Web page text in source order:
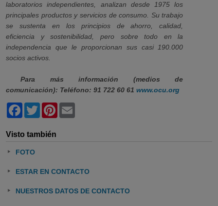
laboratorios independientes, analizan desde 1975 los
principales productos y servicios de consumo. Su trabajo
se sustenta en los principios de ahorro, calidad,
eficiencia y sostenibilidad, pero sobre todo en la
independencia que le proporcionan sus casi 190.000
socios activos.
Para más información (medios de
comunicación): Teléfono: 91 722 60 61 www.ocu.org
Facebook
TwitterPinterest
Visto también
FOTO
ESTAR EN CONTACTO
NUESTROS DATOS DE CONTACTO